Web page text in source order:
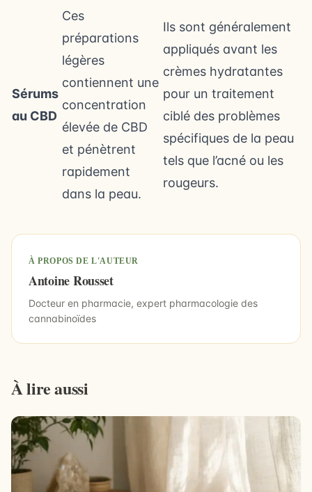
Sérums
au CBD
Ces
préparations
légères
contiennent une
concentration
élevée de CBD
et pénètrent
rapidement
dans la peau.
Ils sont généralement
appliqués avant les
crèmes hydratantes
pour un traitement
ciblé des problèmes
spécifiques de la peau
tels que l’acné ou les
rougeurs.
À PROPOS DE L'AUTEUR
Antoine Rousset
Docteur en pharmacie, expert pharmacologie des
cannabinoïdes
À lire aussi